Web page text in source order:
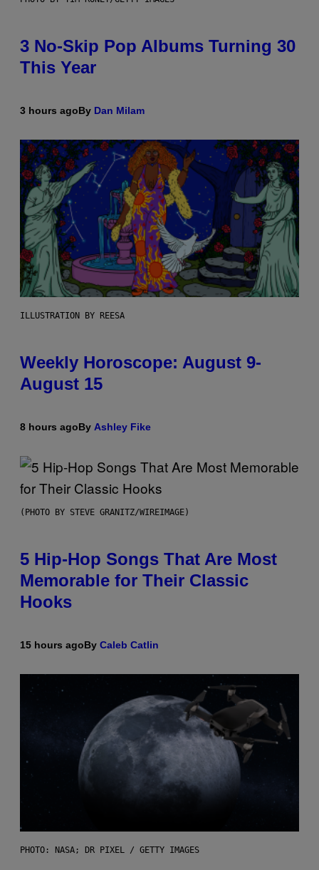
3 No-Skip Pop Albums Turning 30
This Year
3 hours agoBy Dan Milam
ILLUSTRATION BY REESA
Weekly Horoscope: August 9-
August 15
8 hours agoBy Ashley Fike
(PHOTO BY STEVE GRANITZ/WIREIMAGE)
5 Hip-Hop Songs That Are Most
Memorable for Their Classic
Hooks
15 hours agoBy Caleb Catlin
PHOTO: NASA; DR PIXEL / GETTY IMAGES